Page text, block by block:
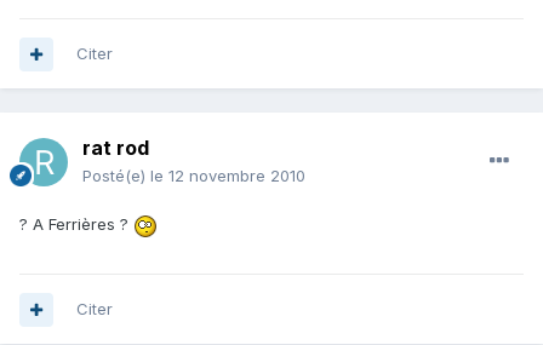
Citer
rat rod
Posté(e) le 12 novembre 2010
? A Ferrières ?
Citer